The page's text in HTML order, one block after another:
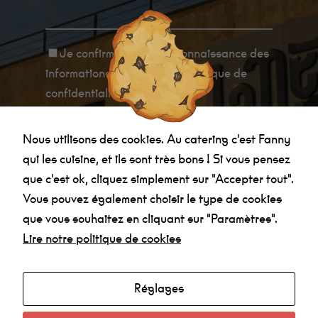
Je confirme avoir pris connaissance des
informations relatives à la politique de
confidentialité.
Agenda
Made in la Nef
Nous utilisons des cookies. Au catering c'est Fanny
qui les cuisine, et ils sont très bons ! Si vous pensez
que c'est ok, cliquez simplement sur "Accepter tout".
Vous pouvez également choisir le type de cookies
que vous souhaitez en cliquant sur "Paramètres".
Lire notre politique de cookies
Réglages
lorsque vous
site, vous
les chances
de voir du
contenu et
des offres
personnalisés.